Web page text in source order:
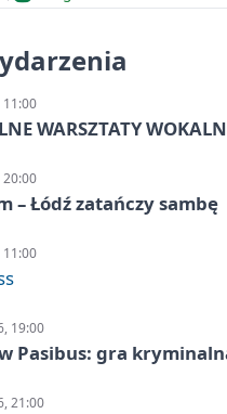
WARSZTATY
– Łódź zatańczy sambę
19:00
Pasibus: gra
21:00